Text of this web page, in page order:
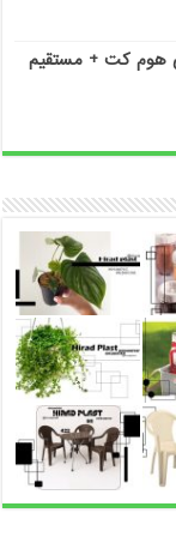
هوم کت + مستقیم